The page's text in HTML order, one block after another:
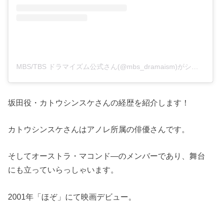
MBS/TBS ドラマイズム公式さん(@mbs_dramaism)がシェアした投稿
坂田役・カトウシンスケさんの経歴を紹介します！
カトウシンスケさんはアノレ所属の俳優さんです。
そしてオーストラ・マコンド―のメンバーであり、舞台
にも立っていらっしゃいます。
2001年「ほぞ」にて映画デビュー。